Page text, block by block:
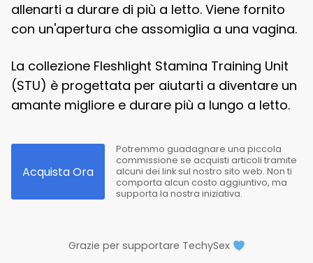
allenarti a durare di più a letto. Viene fornito
con un'apertura che assomiglia a una vagina.
La collezione Fleshlight Stamina Training Unit
(STU) è progettata per aiutarti a diventare un
amante migliore e durare più a lungo a letto.
Acquista Ora
Potremmo guadagnare una piccola
commissione se acquisti articoli tramite
alcuni dei link sul nostro sito web. Non ti
comporta alcun costo aggiuntivo, ma
supporta la nostra iniziativa.
Grazie per supportare TechySex